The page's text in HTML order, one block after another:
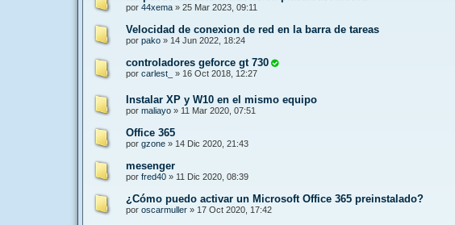
por 44xema » 25 Mar 2023, 09:11
Velocidad de conexion de red en la barra de tareas
por pako » 14 Jun 2022, 18:24
controladores geforce gt 730
por carlest_ » 16 Oct 2018, 12:27
Instalar XP y W10 en el mismo equipo
por maliayo » 11 Mar 2020, 07:51
Office 365
por gzone » 14 Dic 2020, 21:43
mesenger
por fred40 » 11 Dic 2020, 08:39
¿Cómo puedo activar un Microsoft Office 365 preinstalado?
por oscarmuller » 17 Oct 2020, 17:42